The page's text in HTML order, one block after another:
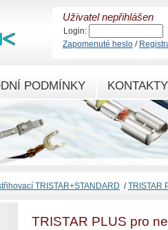
TRISTAR PLUS pro
TRISTAR+STANDARD /TRISTAR
PODMÍNKY KONTAKTY
Uživatel nepřihlášen
Login:
Zapomenuté heslo /